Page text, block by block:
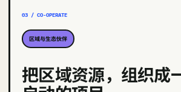
03 / CO-OPERATE
区域与生态伙伴
把区域资源，组织成